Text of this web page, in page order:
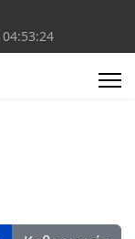
04:53:24